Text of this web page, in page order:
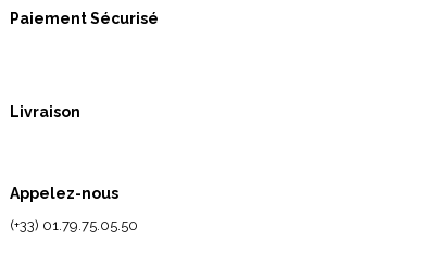
Paiement Sécurisé
Livraison
Appelez-nous
(+33) 01.79.75.05.50